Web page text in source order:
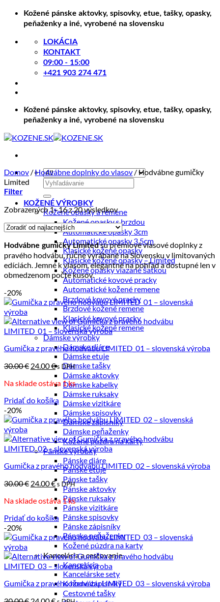
Skip
content
Kožené pánske aktovky, spisovky, etue, tašky, opasky,
peňaženky a iné, vyrobené na slovensku
LOKÁCIA
KONTAKT
09:00 - 15:00
+421 903 274 471
Kožené pánske aktovky, spisovky, etue, tašky, opasky,
peňaženky a iné, vyrobené na slovensku
Hľadať:
KOŽENÉ VÝROBKY
Kožené opasky a remene
Kožené opasky s brzdou
Automatické opasky 3cm
Automatické opasky 3.5cm
Klasické kožené opasky
Klasické kožené opasky – Limited
Kožené opasky viazané šatkou
Automatické kovové pracky
Automatické kožené remene
Brzdové kovové pracky
Brzdové kožené remene
Klasické kovové pracky
Klasické kožené remene
Dámske výrobky
Dámske diáre
Dámske etuje
Dámske tašky
Dámske aktovky
Dámske kabelky
Dámske ruksaky
Dámske vizitkáre
Dámske spisovky
Dámske zápisníky
Dámske peňaženky
Kožené púzdra na karty
Pánske výrobky
Pánske diáre
Pánske etuje
Pánske tašky
Pánske aktovky
Pánske ruksaky
Pánske vizitkáre
Pánske spisovky
Pánske zápisníky
Pánske peňaženky
Kožené púzdra na karty
Kancelária a cestovanie
Kancelária
Kancelárske sety
Kožené zápisníky
Cestovné tašky
Domov /Hodvábne doplnky do vlasov/Hodvábne gumičky
Limited
Filter
Zobrazených 1–16 z 20 výsledkovZoradené
podľa
ceny:
od
najnižšej
po
najvyššiu
Hodvábne gumičky Limitedsú prémiové vlasové doplnky z
pravého hodvábu, ručne vyrábané na Slovensku v limitovaných
edíciách. Jemné k vlasom, elegantné na pohľad a dostupné len v
obmedzenom počte kusov.
-20%
Gumička z pravého hodvábu LIMITED_01 – slovenská výroba
30.00€ Pôvodná
bola:
30.00 €.
24.00€Aktuálna
cena
je:
24.00 €.
s DPH
Na sklade ostáva 1 ks
Pridať do košíka
-20%
Gumička z pravého hodvábu LIMITED_02 – slovenská výroba
30.00€ Pôvodná
bola:
30.00 €.
24.00€Aktuálna
cena
je:
24.00 €.
s DPH
Na sklade ostáva 1 ks
Pridať do košíka
-20%
Gumička z pravého hodvábu LIMITED_03 – slovenská výroba